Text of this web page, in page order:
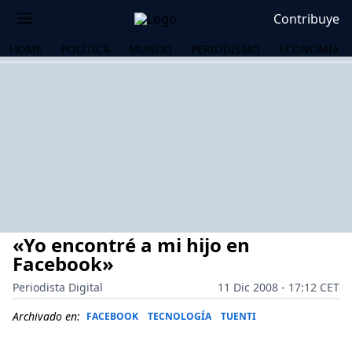
Contribuye
HOME POLÍTICA MUNDO PERIODISMO ECONOMÍA
«Yo encontré a mi hijo en
Facebook»
Periodista Digital
11 Dic 2008 - 17:12 CET
Archivado en: FACEBOOK TECNOLOGÍA TUENTI